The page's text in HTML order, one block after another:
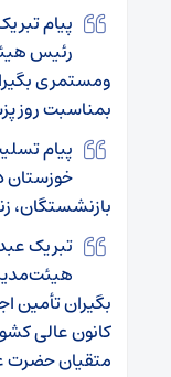
پیام
رئیس
ومستمری
بمناسبت روز
پیام
خوزستان
بازنشستگان،
تبریک
بگیران تأمین
کانون عالی
متقیان حضرت